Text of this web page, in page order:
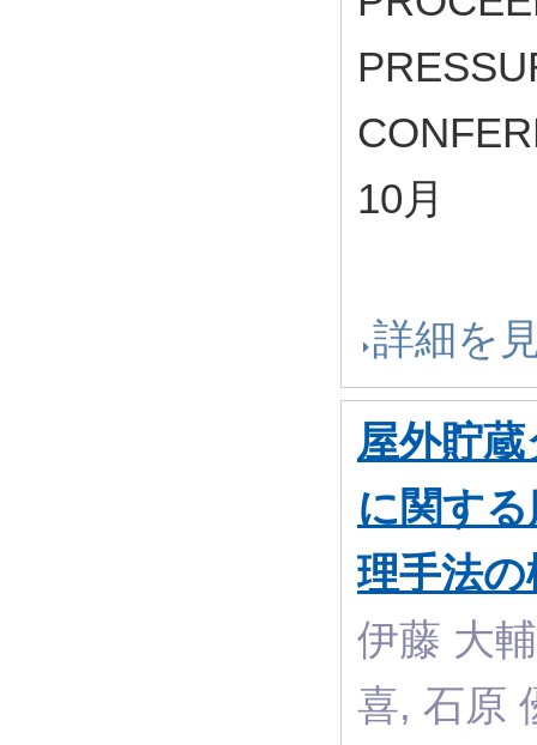
10月
詳細を
屋外貯
に関す
理手法の
伊藤 大
喜, 石原